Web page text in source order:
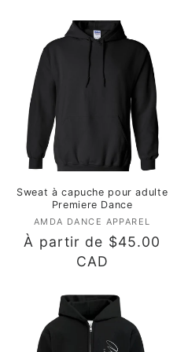
Sweat à capuche pour adulte
Premiere Dance
Fournisseur :
AMDA DANCE APPAREL
Prix
À partir de $45.00
CAD